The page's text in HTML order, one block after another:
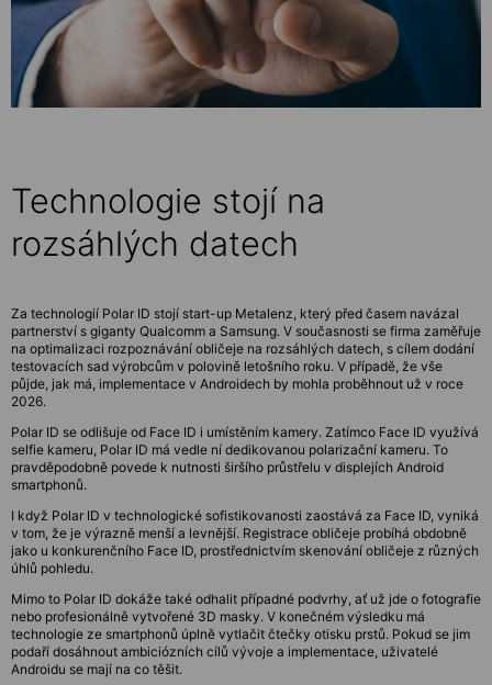
Technologie stojí na
rozsáhlých datech
Za technologií Polar ID stojí start-up Metalenz, který před časem navázal
partnerství s giganty Qualcomm a Samsung. V současnosti se firma zaměřuje
na optimalizaci rozpoznávání obličeje na rozsáhlých datech, s cílem dodání
testovacích sad výrobcům v polovině letošního roku. V případě, že vše
půjde, jak má, implementace v Androidech by mohla proběhnout už v roce
2026.
Polar ID se odlišuje od Face ID i umístěním kamery. Zatímco Face ID využívá
selfie kameru, Polar ID má vedle ní dedikovanou polarizační kameru. To
pravděpodobně povede k nutnosti širšího průstřelu v displejích Android
smartphonů.
I když Polar ID v technologické sofistikovanosti zaostává za Face ID, vyniká
v tom, že je výrazně menší a levnější. Registrace obličeje probíhá obdobně
jako u konkurenčního Face ID, prostřednictvím skenování obličeje z různých
úhlů pohledu.
Mimo to Polar ID dokáže také odhalit případné podvrhy, ať už jde o fotografie
nebo profesionálně vytvořené 3D masky. V konečném výsledku má
technologie ze smartphonů úplně vytlačit čtečky otisku prstů. Pokud se jim
podaří dosáhnout ambiciózních cílů vývoje a implementace, uživatelé
Androidu se mají na co těšit.